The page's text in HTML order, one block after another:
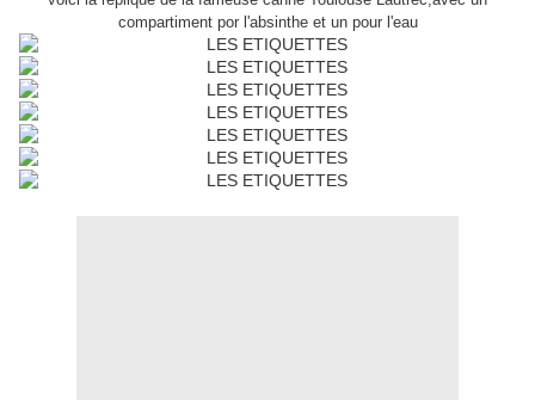
compartiment por l'absinthe et un pour l'eau